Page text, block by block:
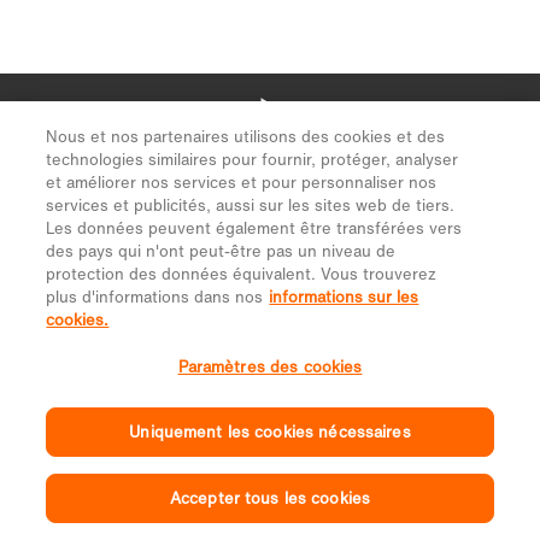
Nous et nos partenaires utilisons des cookies et des
technologies similaires pour fournir, protéger, analyser
et améliorer nos services et pour personnaliser nos
services et publicités, aussi sur les sites web de tiers.
Les données peuvent également être transférées vers
des pays qui n'ont peut-être pas un niveau de
protection des données équivalent. Vous trouverez
plus d'informations dans nos informations sur les
cookies.
Paramètres des cookies
Uniquement les cookies nécessaires
Accepter tous les cookies